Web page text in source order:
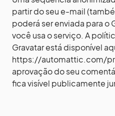
partir do seu e-mail
poderá ser enviada para o
você usa o serviço. A
Gravatar está disponível
https://automattic.com/
aprovação do seu
fica visível publicamente